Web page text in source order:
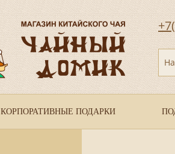
КОРПОРАТИВНЫЕ ПОДАРКИ